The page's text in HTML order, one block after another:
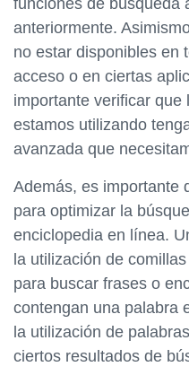
funciones de búsqueda
anteriormente.
no estar disponibles en
acceso o en ciertas
importante verificar que
estamos utilizando
avanzada que
Además, es importante
para optimizar la
enciclopedia en línea.
la utilización de
para buscar frases o
contengan una palabra
la utilización de
ciertos resultados de